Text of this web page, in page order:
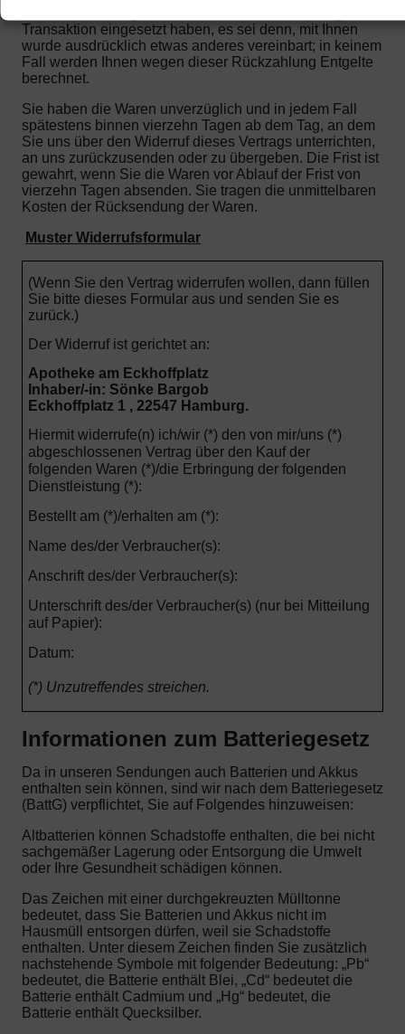
Transaktion eingesetzt haben, es sei denn, mit Ihnen
wurde ausdrücklich etwas anderes vereinbart; in keinem
Fall werden Ihnen wegen dieser Rückzahlung Entgelte
berechnet.
Sie haben die Waren unverzüglich und in jedem Fall
spätestens binnen vierzehn Tagen ab dem Tag, an dem
Sie uns über den Widerruf dieses Vertrags unterrichten,
an uns zurückzusenden oder zu übergeben. Die Frist ist
gewahrt, wenn Sie die Waren vor Ablauf der Frist von
vierzehn Tagen absenden. Sie tragen die unmittelbaren
Kosten der Rücksendung der Waren.
Muster Widerrufsformular
(Wenn Sie den Vertrag widerrufen wollen, dann füllen
Sie bitte dieses Formular aus und senden Sie es
zurück.)
Der Widerruf ist gerichtet an:
Apotheke am Eckhoffplatz
Inhaber/-in: Sönke Bargob
Eckhoffplatz 1 , 22547 Hamburg.
Hiermit widerrufe(n) ich/wir (*) den von mir/uns (*)
abgeschlossenen Vertrag über den Kauf der
folgenden Waren (*)/die Erbringung der folgenden
Dienstleistung (*):
Bestellt am (*)/erhalten am (*):
Name des/der Verbraucher(s):
Anschrift des/der Verbraucher(s):
Unterschrift des/der Verbraucher(s) (nur bei Mitteilung
auf Papier):
Datum:
(*) Unzutreffendes streichen.
Informationen zum Batteriegesetz
Da in unseren Sendungen auch Batterien und Akkus
enthalten sein können, sind wir nach dem Batteriegesetz
(BattG) verpflichtet, Sie auf Folgendes hinzuweisen:
Altbatterien können Schadstoffe enthalten, die bei nicht
sachgemäßer Lagerung oder Entsorgung die Umwelt
oder Ihre Gesundheit schädigen können.
Das Zeichen mit einer durchgekreuzten Mülltonne
bedeutet, dass Sie Batterien und Akkus nicht im
Hausmüll entsorgen dürfen, weil sie Schadstoffe
enthalten. Unter diesem Zeichen finden Sie zusätzlich
nachstehende Symbole mit folgender Bedeutung: „Pb“
bedeutet, die Batterie enthält Blei, „Cd“ bedeutet die
Batterie enthält Cadmium und „Hg“ bedeutet, die
Batterie enthält Quecksilber.